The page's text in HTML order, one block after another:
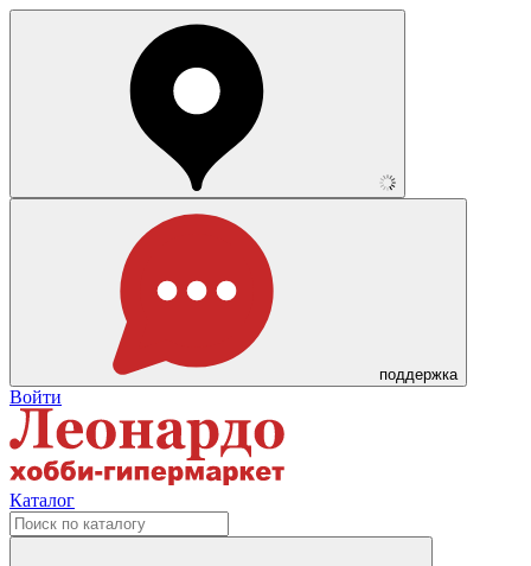
поддержка
Войти
Каталог